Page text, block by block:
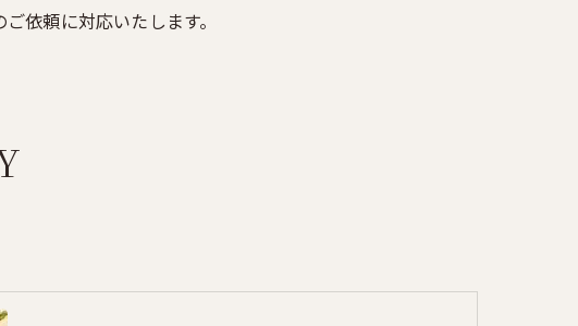
依頼に対応いたします。